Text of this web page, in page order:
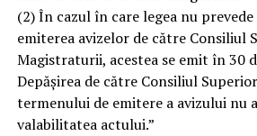
(2) În cazul în care legea nu
emiterea avizelor de către Consiliul
Magistraturii, acestea se emit în 30
Depășirea de către Consiliul
termenului de emitere a avizului nu
valabilitatea actului.”